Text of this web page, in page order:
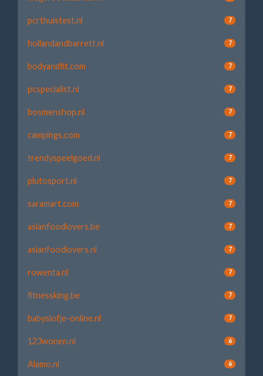
pcrthuistest.nl 7
hollandandbarrett.nl 7
bodyandfit.com 7
pcspecialist.nl 7
bosmenshop.nl 7
campings.com 7
trendyspeelgoed.nl 7
plutosport.nl 7
saramart.com 7
asianfoodlovers.be 7
asianfoodlovers.nl 7
rowenta.nl 7
fitnessking.be 7
babyslofje-online.nl 7
123wonen.nl 6
Alamo.nl 6